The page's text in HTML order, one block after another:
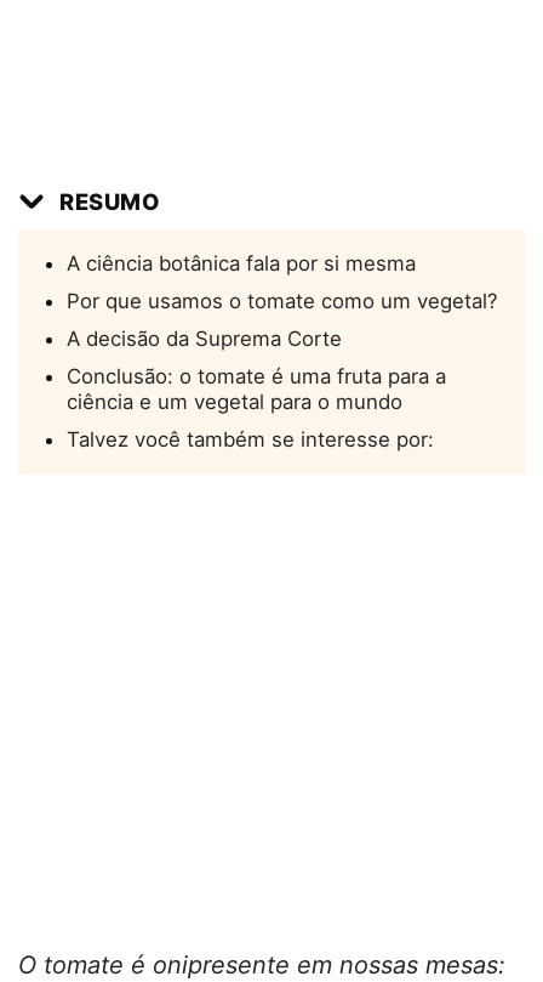
RESUMO
A ciência botânica fala por si mesma
Por que usamos o tomate como um vegetal?
A decisão da Suprema Corte
Conclusão: o tomate é uma fruta para a
ciência e um vegetal para o mundo
Talvez você também se interesse por:
O tomate é onipresente em nossas mesas: